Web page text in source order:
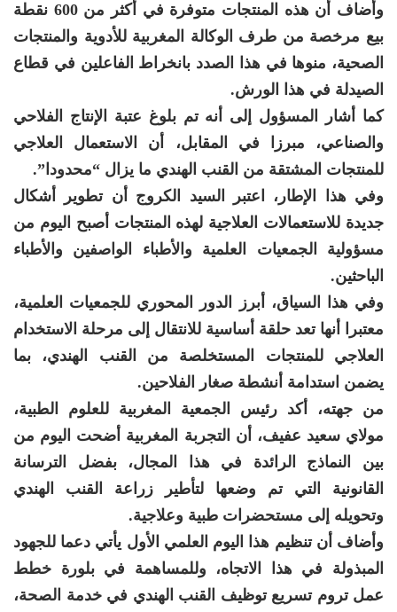
وأضاف أن هذه المنتجات متوفرة في أكثر من 600 نقطة
بيع مرخصة من طرف الوكالة المغربية للأدوية والمنتجات
الصحية، منوها في هذا الصدد بانخراط الفاعلين في قطاع
الصيدلة في هذا الورش.
كما أشار المسؤول إلى أنه تم بلوغ عتبة الإنتاج الفلاحي
والصناعي، مبرزا في المقابل، أن الاستعمال العلاجي
للمنتجات المشتقة من القنب الهندي ما يزال “محدودا”.
وفي هذا الإطار، اعتبر السيد الكروج أن تطوير أشكال
جديدة للاستعمالات العلاجية لهذه المنتجات أصبح اليوم من
مسؤولية الجمعيات العلمية والأطباء الواصفين والأطباء
الباحثين.
وفي هذا السياق، أبرز الدور المحوري للجمعيات العلمية،
معتبرا أنها تعد حلقة أساسية للانتقال إلى مرحلة الاستخدام
العلاجي للمنتجات المستخلصة من القنب الهندي، بما
يضمن استدامة أنشطة صغار الفلاحين.
من جهته، أكد رئيس الجمعية المغربية للعلوم الطبية،
مولاي سعيد عفيف، أن التجربة المغربية أضحت اليوم من
بين النماذج الرائدة في هذا المجال، بفضل الترسانة
القانونية التي تم وضعها لتأطير زراعة القنب الهندي
وتحويله إلى مستحضرات طبية وعلاجية.
وأضاف أن تنظيم هذا اليوم العلمي الأول يأتي دعما للجهود
المبذولة في هذا الاتجاه، وللمساهمة في بلورة خطط
عمل تروم تسريع توظيف القنب الهندي في خدمة الصحة،